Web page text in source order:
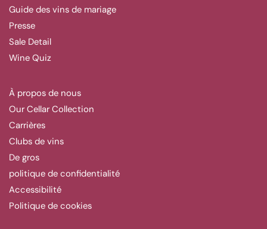
Guide des vins de mariage
Presse
Sale Detail
Wine Quiz
À propos de nous
Our Cellar Collection
Carrières
Clubs de vins
De gros
politique de confidentialité
Accessibilité
Politique de cookies